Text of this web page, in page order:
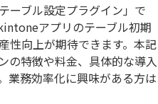
ーブル設定プラグイン」で
アプリのテーブル初期
性向上が期待できます。本記
の特徴や料金、具体的な導入
業務効率化に興味がある方は